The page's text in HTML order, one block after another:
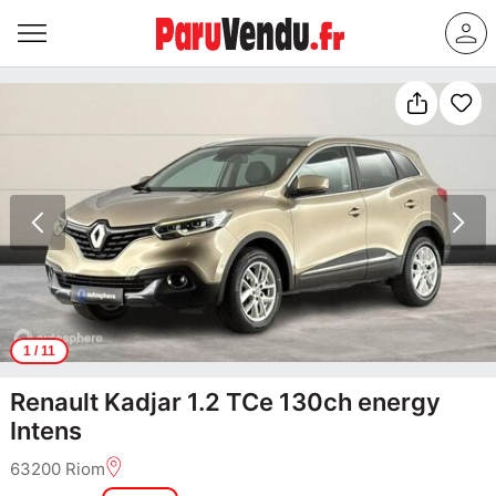
1/ 11
Renault Kadjar 1.2 TCe 130ch energy
Intens
63200 Riom